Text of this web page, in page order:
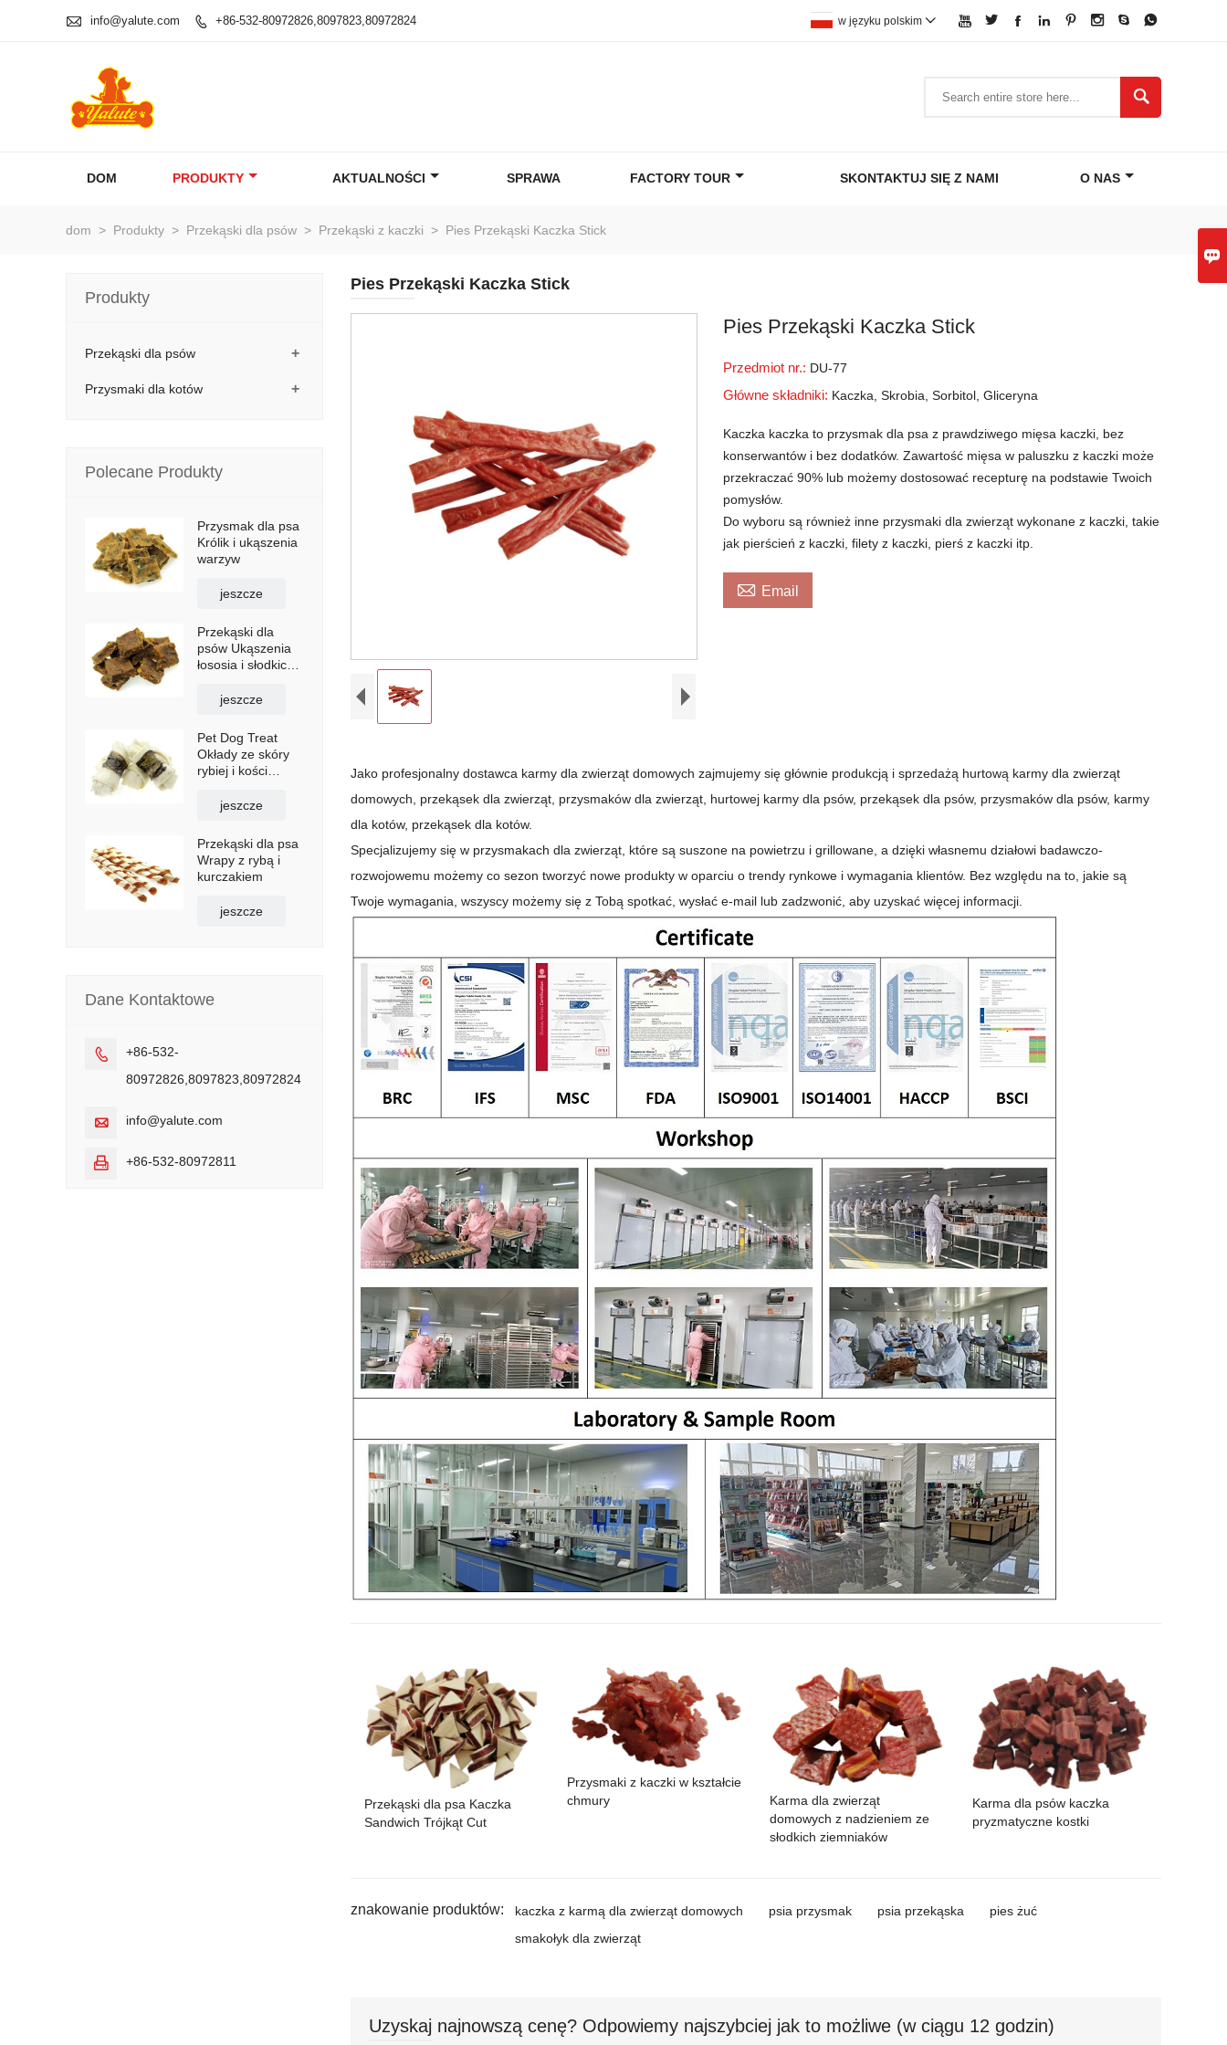

 info@yalute.com  +86-532-80972826,8097823,80972824        
w języku polskim 

DOM PRODUKTY AKTUALNOŚCI SPRAWA FACTORY TOUR SKONTAKTUJ SIĘ Z NAMI O NAS
dom > Produkty > Przekąski dla psów > Przekąski z kaczki > Pies Przekąski Kaczka Stick
Pies Przekąski Kaczka Stick
Pies Przekąski Kaczka Stick
Przedmiot nr.: DU-77
Główne składniki: Kaczka, Skrobia, Sorbitol, Gliceryna
Kaczka kaczka to przysmak dla psa z prawdziwego mięsa kaczki, bez
konserwantów i bez dodatków. Zawartość mięsa w paluszku z kaczki może
przekraczać 90% lub możemy dostosować recepturę na podstawie Twoich
pomysłów.
Do wyboru są również inne przysmaki dla zwierząt wykonane z kaczki, takie
jak pierścień z kaczki, filety z kaczki, pierś z kaczki itp.
 Email
Jako profesjonalny dostawca karmy dla zwierząt domowych zajmujemy się głównie produkcją i sprzedażą hurtową karmy dla zwierząt
domowych, przekąsek dla zwierząt, przysmaków dla zwierząt, hurtowej karmy dla psów, przekąsek dla psów, przysmaków dla psów, karmy
dla kotów, przekąsek dla kotów.
Specjalizujemy się w przysmakach dla zwierząt, które są suszone na powietrzu i grillowane, a dzięki własnemu działowi badawczo-
rozwojowemu możemy co sezon tworzyć nowe produkty w oparciu o trendy rynkowe i wymagania klientów. Bez względu na to, jakie są
Twoje wymagania, wszyscy możemy się z Tobą spotkać, wysłać e-mail lub zadzwonić, aby uzyskać więcej informacji.
Przekąski dla psa Kaczka
Sandwich Trójkąt Cut
Przysmaki z kaczki w kształcie
chmury
Karma dla zwierząt
domowych z nadzieniem ze
słodkich ziemniaków
Karma dla psów kaczka
pryzmatyczne kostki
znakowanie produktów: kaczka z karmą dla zwierząt domowych psia przysmak psia przekąska
pies żuć
smakołyk dla zwierząt
Uzyskaj najnowszą cenę? Odpowiemy najszybciej jak to możliwe (w ciągu 12 godzin)
Produkty
+
Przekąski dla psów
+
Przysmaki dla kotów
Polecane Produkty
Przysmak dla psa
Królik i ukąszenia
warzyw
jeszcze
Przekąski dla
psów Ukąszenia
łososia i słodkich
jeszcze
Pet Dog Treat
Okłady ze skóry
rybiej i kości
jeszcze
Przekąski dla psa
Wrapy z rybą i
kurczakiem
jeszcze
Dane Kontaktowe

+86-532-
80972826,8097823,80972824
 info@yalute.com
 +86-532-80972811